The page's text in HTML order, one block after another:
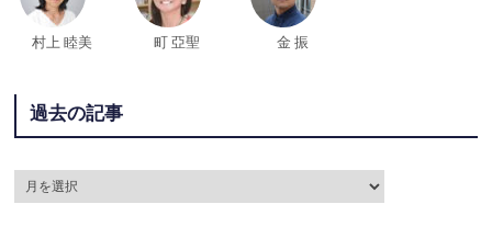
村上 睦美 町 亞聖 金 振
過去の記事